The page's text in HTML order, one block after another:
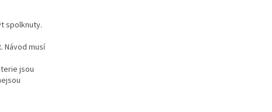
spolknuty.
Návod musí
jsou